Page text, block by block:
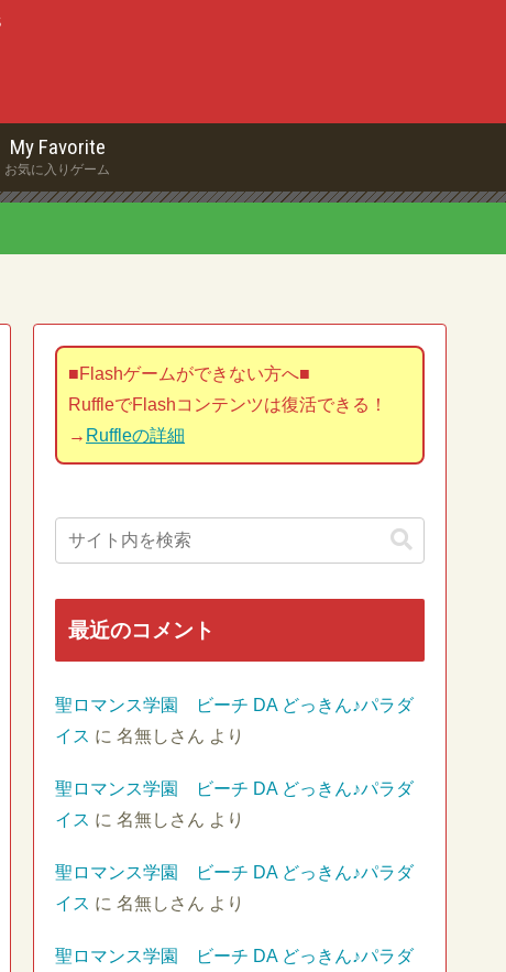
My Favorite
お気に入りゲーム
■Flashゲームができない方へ■
RuffleでFlashコンテンツは復活できる！
→ Ruffleの詳細
最近のコメント
聖ロマンス学園 ビーチ DA どっきん♪パラダ
イス に 名無しさん より
聖ロマンス学園 ビーチ DA どっきん♪パラダ
イス に 名無しさん より
聖ロマンス学園 ビーチ DA どっきん♪パラダ
イス に 名無しさん より
聖ロマンス学園 ビーチ DA どっきん♪パラダ